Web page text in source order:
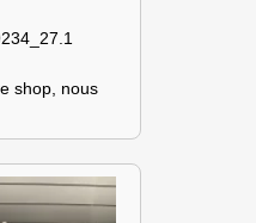
shop, nous